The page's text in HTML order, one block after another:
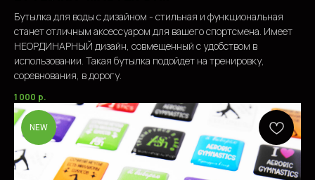
Бутылка для воды с дизайном - стильная и функциональная
станет отличным аксессуаром для вашего спортсмена. Имеет
НЕОРДИНАРНЫЙ дизайн, совмещенный с удобством в
использовании. Такая бутылка подойдет на тренировку,
соревнования, в дорогу.
1 000 р.
NEW